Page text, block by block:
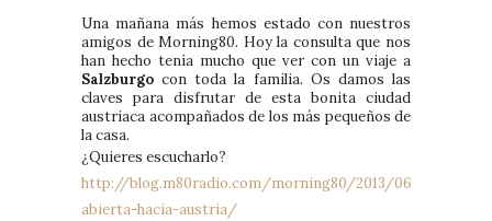
Una mañana más hemos estado con nuestros
amigos de Morning80. Hoy la consulta que nos
han hecho tenía mucho que ver con un viaje a
Salzburgocon toda la familia. Os damos las
claves para disfrutar de esta bonita ciudad
austriaca acompañados de los más pequeños de
la casa.
¿Quieres escucharlo?
http://blog.m80radio.com/morning80/2013/06/21/vuelta-
abierta-hacia-austria/